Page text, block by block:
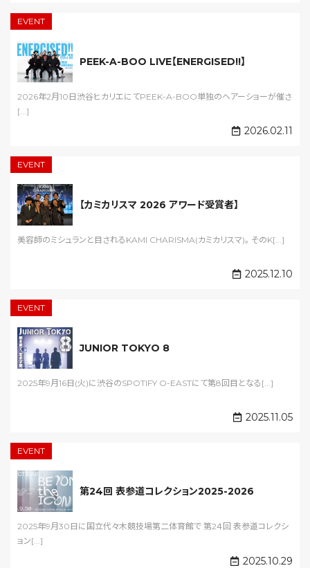
EVENT
PEEK-A-BOO LIVE【ENERGISED!!】
2026年2月10日渋谷ヒカリエにてPEEK-A-BOO単独のヘアーショーが催さ
[...]
2026.02.11
EVENT
【カミカリスマ 2026 アワード受賞者】
美容師のミシュランと目されるKAMI CHARISMA(カミカリスマ)。 そのK[...]
2025.12.10
EVENT
JUNIOR TOKYO 8
2025年9月16日(火)に渋谷のSPOTIFY O-EASTにて第8回目となる[...]
2025.11.05
EVENT
第24回 表参道コレクション2025-2026
2025年9月30日に国立代々木競技場第二体育館で 第2４回 表参道コレクシ
ョン[...]
2025.10.29